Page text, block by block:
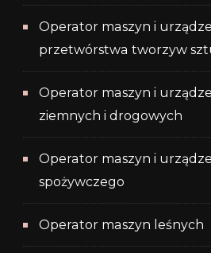
Operator maszyn i
przetwórstwa tworzyw
Operator maszyn i
ziemnych i drogowych
Operator maszyn i
spożywczego
Operator maszyn leśnych